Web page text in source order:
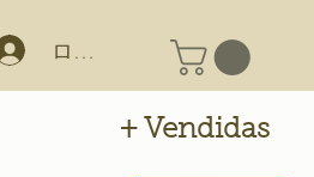
ログイン
+ Vendidas